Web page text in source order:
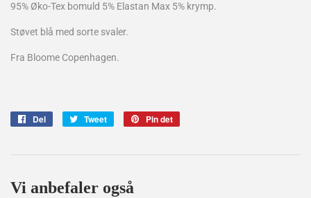
95% Øko-Tex bomuld 5% Elastan Max 5% krymp.
Støvet blå med sorte svaler.
Fra Bloome Copenhagen.
Del Tweet
Tweet
Pin det
Vi anbefaler også